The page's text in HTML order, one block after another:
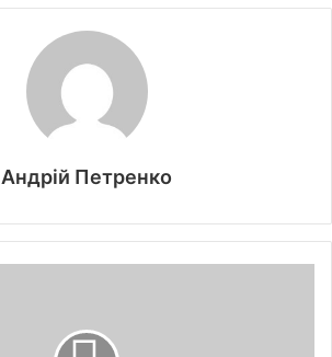
Андрій Петренко